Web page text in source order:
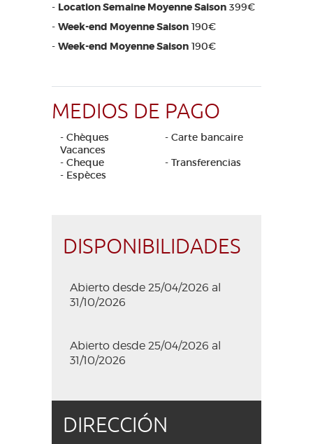
- Location Semaine Moyenne Saison 399€
- Week-end Moyenne Saison 190€
- Week-end Moyenne Saison 190€
MEDIOS DE PAGO
- Chèques
Vacances
- Carte bancaire
- Cheque
- Transferencias
- Espèces
DISPONIBILIDADES
Abierto desde 25/04/2026 al
31/10/2026
Abierto desde 25/04/2026 al
31/10/2026
DIRECCIÓN